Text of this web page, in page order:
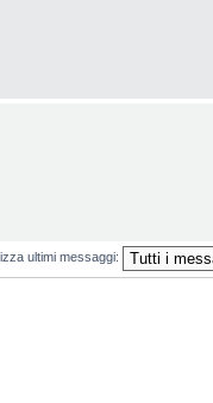
ultimi messaggi: